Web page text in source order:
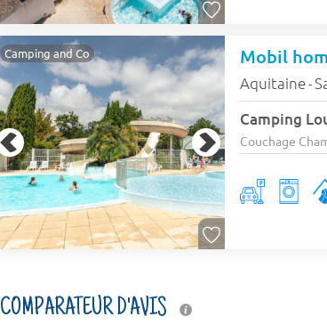
Camping and Co Mobil
Aquitaine-
Camping
Couchage
COMPARATEUR D'AVIS